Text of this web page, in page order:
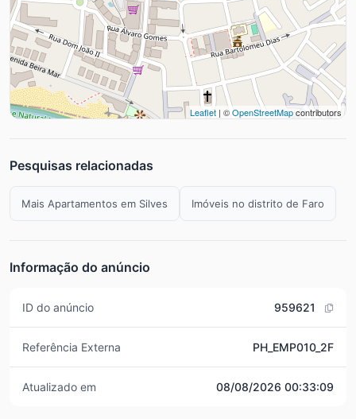
Leaflet | ©OpenStreetMapcontributors
Pesquisas relacionadas
Mais Apartamentos em Silves Imóveis no distrito de Faro
Informação do anúncio
ID do anúncio 959621
Referência Externa PH_EMP010_2F
Atualizado em 08/08/2026 00:33:09